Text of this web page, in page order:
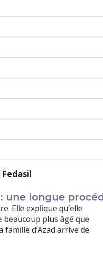
Fedasil
une longue
Elle explique qu’elle
plus âgé que
d’Azad arrive de